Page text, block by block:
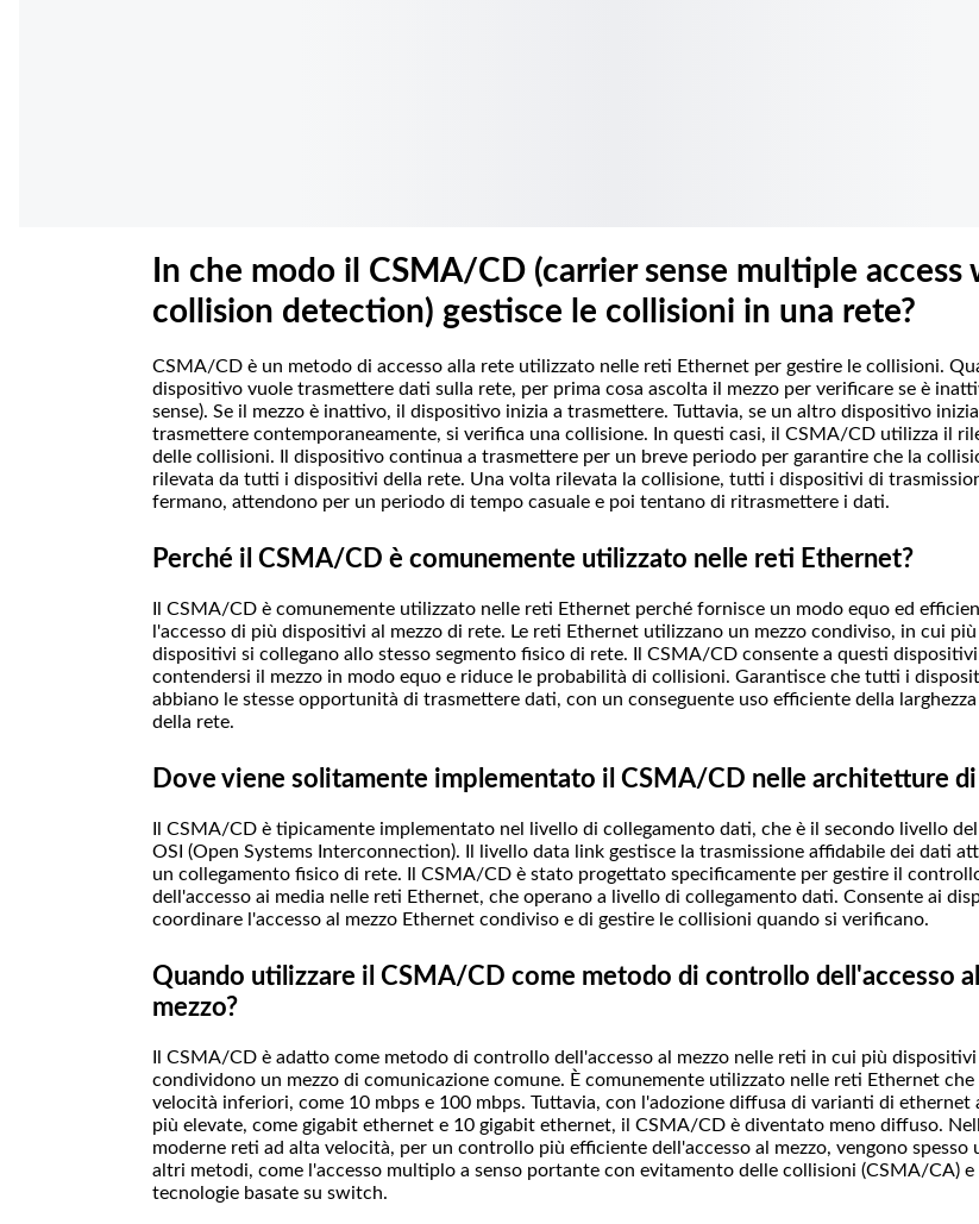
In che modo il CSMA/CD (carrier sense multiple access
collision detection) gestisce le collisioni in una rete?
CSMA/CD è un metodo di accesso alla rete utilizzato nelle reti Ethernet per gestire le collisioni.
dispositivo vuole trasmettere dati sulla rete, per prima cosa ascolta il mezzo per verificare se è
sense). Se il mezzo è inattivo, il dispositivo inizia a trasmettere. Tuttavia, se un altro dispositivo
trasmettere contemporaneamente, si verifica una collisione. In questi casi, il CSMA/CD utilizza il
delle collisioni. Il dispositivo continua a trasmettere per un breve periodo per garantire che la
rilevata da tutti i dispositivi della rete. Una volta rilevata la collisione, tutti i dispositivi di
fermano, attendono per un periodo di tempo casuale e poi tentano di ritrasmettere i dati.
Perché il CSMA/CD è comunemente utilizzato nelle reti Ethernet?
Il CSMA/CD è comunemente utilizzato nelle reti Ethernet perché fornisce un modo equo ed
l'accesso di più dispositivi al mezzo di rete. Le reti Ethernet utilizzano un mezzo condiviso, in cui più
dispositivi si collegano allo stesso segmento fisico di rete. Il CSMA/CD consente a questi
contendersi il mezzo in modo equo e riduce le probabilità di collisioni. Garantisce che tutti i
abbiano le stesse opportunità di trasmettere dati, con un conseguente uso efficiente della
della rete.
Dove viene solitamente implementato il CSMA/CD nelle architetture
Il CSMA/CD è tipicamente implementato nel livello di collegamento dati, che è il secondo livello
OSI (Open Systems Interconnection). Il livello data link gestisce la trasmissione affidabile dei dati
un collegamento fisico di rete. Il CSMA/CD è stato progettato specificamente per gestire il
dell'accesso ai media nelle reti Ethernet, che operano a livello di collegamento dati. Consente ai
coordinare l'accesso al mezzo Ethernet condiviso e di gestire le collisioni quando si verificano.
Quando utilizzare il CSMA/CD come metodo di controllo dell'accesso al
mezzo?
Il CSMA/CD è adatto come metodo di controllo dell'accesso al mezzo nelle reti in cui più dispositivi
condividono un mezzo di comunicazione comune. È comunemente utilizzato nelle reti Ethernet che
velocità inferiori, come 10 mbps e 100 mbps. Tuttavia, con l'adozione diffusa di varianti di ethernet
più elevate, come gigabit ethernet e 10 gigabit ethernet, il CSMA/CD è diventato meno diffuso.
moderne reti ad alta velocità, per un controllo più efficiente dell'accesso al mezzo, vengono spesso
altri metodi, come l'accesso multiplo a senso portante con evitamento delle collisioni (CSMA/CA) e
tecnologie basate su switch.